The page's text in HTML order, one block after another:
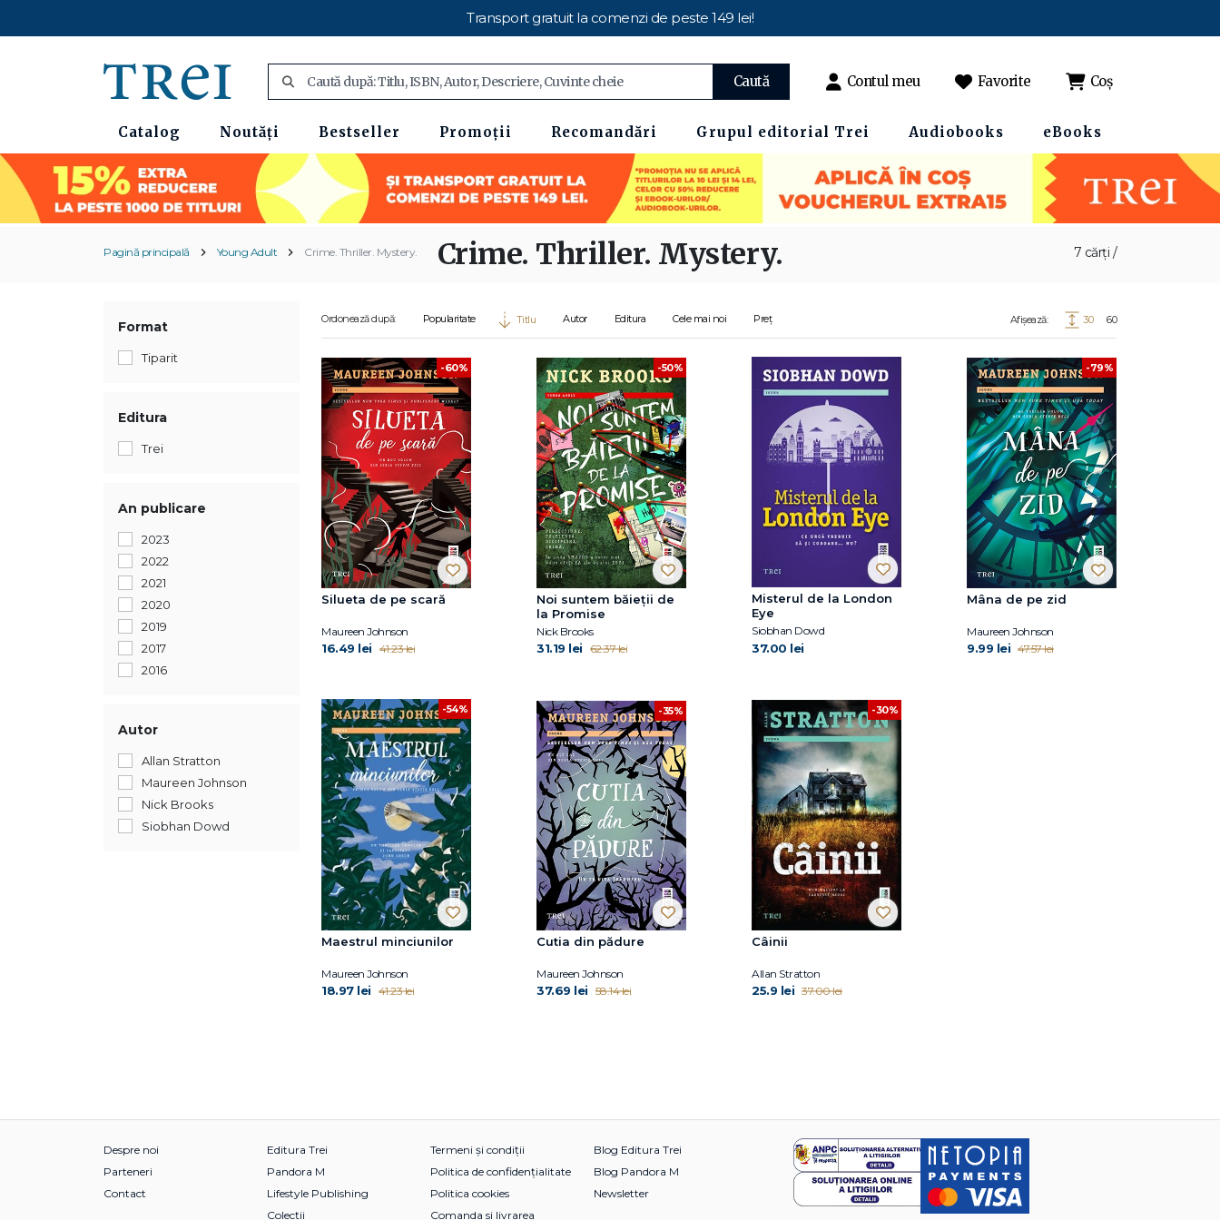
Transport gratuit la comenzi de peste 149 lei!
Caută Contul meu Favorite Coș
Catalog Noutăți Bestseller Promoții Recomandări Grupul editorial Trei Audiobooks eBooks
Pagină principală Young Adult Crime. Thriller. Mystery. 7 cărți /
Crime. Thriller. Mystery.
Format
Tiparit
Editura
Trei
An publicare
2023
2022
2021
2020
2019
2017
2016
Autor
Allan Stratton
Maureen Johnson
Nick Brooks
Siobhan Dowd
Ordonează după: Popularitate Titlu Autor Editura Cele mai noi Preț Afișează: 30 60
-60%
Silueta de pe scară
Maureen Johnson
16.49 lei 41.23 lei
-50%
Noi suntem băieții de
la Promise
Nick Brooks
31.19 lei 62.37 lei
Misterul de la London
Eye
Siobhan Dowd
37.00 lei
-79%
Mâna de pe zid
Maureen Johnson
9.99 lei 47.57 lei
-54%
Maestrul minciunilor
Maureen Johnson
18.97 lei 41.23 lei
-35%
Cutia din pădure
Maureen Johnson
37.69 lei 58.14 lei
-30%
Câinii
Allan Stratton
25.9 lei 37.00 lei
Despre noi
Parteneri
Contact
Editura Trei
Pandora M
Lifestyle Publishing
Colecții
Termeni și condiții
Politica de confidențialitate
Politica cookies
Comanda si livrarea
Blog Editura Trei
Blog Pandora M
Newsletter